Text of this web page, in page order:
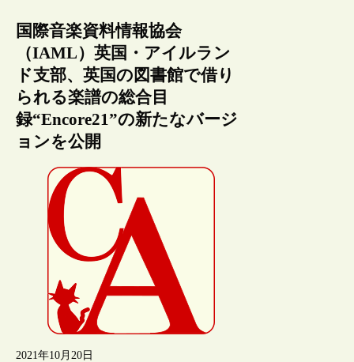
国際音楽資料情報協会
（IAML）英国・アイルラン
ド支部、英国の図書館で借り
られる楽譜の総合目
録“Encore21”の新たなバージ
ョンを公開
2021年10月20日